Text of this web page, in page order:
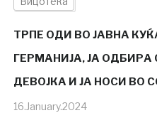
ТРПЕ ОДИ ВО ЈАВНА
ГЕРМАНИЈА, ЈА ОДБИРА
ДЕВОЈКА И ЈА НОСИ ВО
16.January.2024